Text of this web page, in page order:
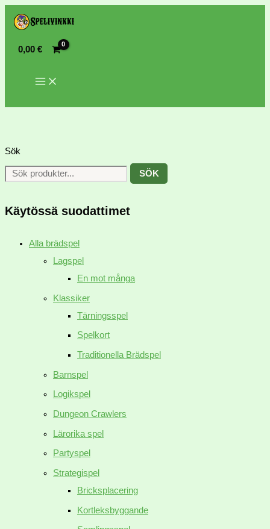
0,00€
Sök
SÖK
Käytössä suodattimet
Alla brädspel
Lagspel
En mot många
Klassiker
Tärningsspel
Spelkort
Traditionella Brädspel
Barnspel
Logikspel
Dungeon Crawlers
Lärorika spel
Partyspel
Strategispel
Bricksplacering
Kortleksbyggande